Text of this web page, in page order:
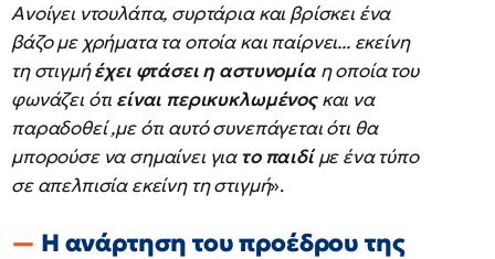
Aνοίγει ντουλάπα, συρτάρια και βρίσκει ένα
βάζο με χρήματα τα οποία και παίρνει... εκείνη
τη στιγμήέχει φτάσει η αστυνομίαη οποία του
φωνάζει ότι είναι περικυκλωμένοςκαι να
παραδοθεί ,με ότι αυτό συνεπάγεται ότι θα
μπορούσε να σημαίνει για το παιδίμε ένα τύπο
σε απελπισία εκείνη τη στιγμή».
Η ανάρτηση του προέδρου της